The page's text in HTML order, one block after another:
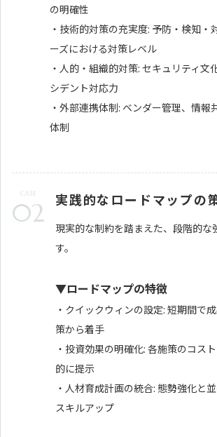
の明確性
・技術的対策の充実度: 予防・検知・
ーズにおける対策レベル
・人的・組織的対策: セキュリティ文
シデント対応力
・外部連携体制: ベンダー管理、情報
体制
CASE
02 実践的なロードマップの
現実的な制約を踏まえた、段階的な
す。
▼ロードマップの特徴
・クイックウィンの設定: 短期間で
策から着手
・投資効果の明確化: 各施策のコス
的に提示
・人材育成計画の統合: 態勢強化と
スキルアップ